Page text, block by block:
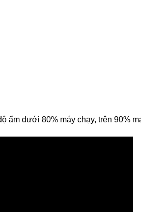
ẩm dưới 80% máy chạy, trên 90%